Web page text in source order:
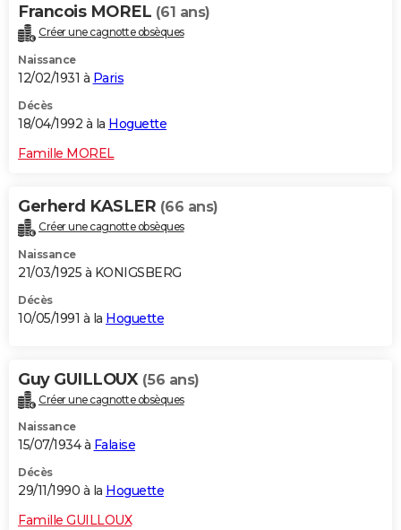
Francois MOREL (61 ans)
Créer une cagnotte obsèques
Naissance
12/02/1931 à Paris
Décès
18/04/1992 à la Hoguette
Famille MOREL
Gerherd KASLER (66 ans)
Créer une cagnotte obsèques
Naissance
21/03/1925 à KONIGSBERG
Décès
10/05/1991 à la Hoguette
Guy GUILLOUX (56 ans)
Créer une cagnotte obsèques
Naissance
15/07/1934 à Falaise
Décès
29/11/1990 à la Hoguette
Famille GUILLOUX